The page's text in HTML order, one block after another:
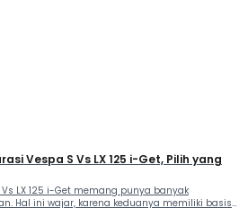
Vespa S Vs LX 125 i-Get, Pilih yang
Vs LX 125 i-Get memang punya banyak
Hal ini wajar, karena keduanya memiliki basis